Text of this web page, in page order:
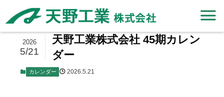
天野工業株式会社 45期カレン
ダー
2026
5/21
カレンダー 2026.5.21